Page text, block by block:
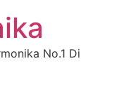
No.1 Di